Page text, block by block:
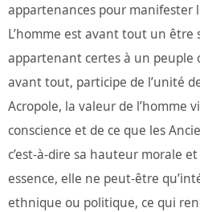
appartenances pour manifester
L’homme est avant tout un être
appartenant certes à un peuple
avant tout, participe de l’unité
Acropole, la valeur de l’homme
conscience et de ce que les
c’est-à-dire sa hauteur morale
essence, elle ne peut-être
ethnique ou politique, ce qui